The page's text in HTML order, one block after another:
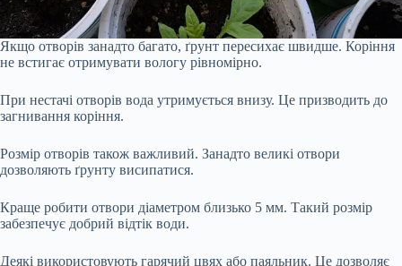
Якщо отворів занадто багато, ґрунт пересихає швидше. Коріння
не встигає отримувати вологу рівномірно.
При нестачі отворів вода утримується внизу. Це призводить до
загнивання коріння.
Розмір отворів також важливий. Занадто великі отвори
дозволяють ґрунту висипатися.
Краще робити отвори діаметром близько 5 мм. Такий розмір
забезпечує добрий відтік води.
Деякі використовують гарячий цвях або паяльник. Це дозволяє